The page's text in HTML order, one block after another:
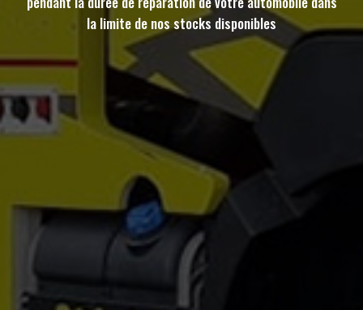
la limite de nos stocks disponibles